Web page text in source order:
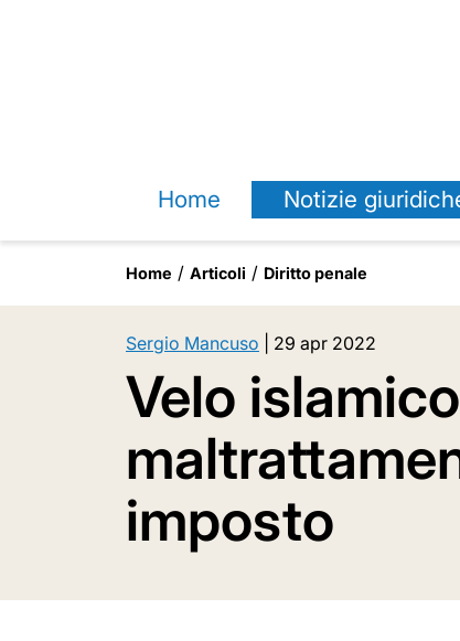
Home Notizie
Home Articoli Diritto penale
Sergio Mancuso 29 apr 2022
Velo
imposto